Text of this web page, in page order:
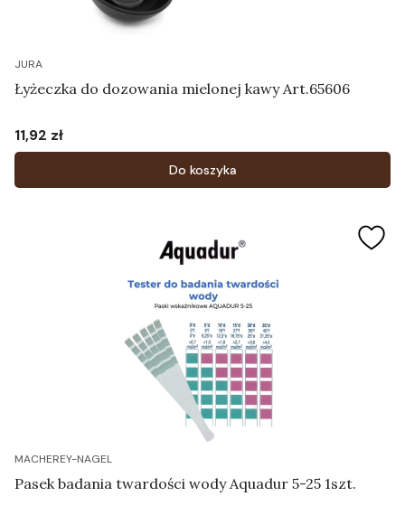
JURA
Łyżeczka do dozowania mielonej kawy Art.65606
Cena
11,92 zł
Do koszyka
MACHEREY-NAGEL
Pasek badania twardości wody Aquadur 5-25 1szt.